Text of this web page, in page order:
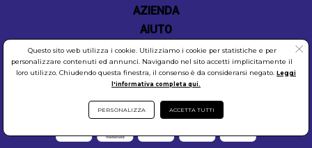
AZIENDA
AIUTO
Questo sito web utilizza i cookie. Utilizziamo i cookie per statistiche e per
personalizzare contenuti ed annunci. Navigando nel sito accetti implicitamente il
loro utilizzo. Chiudendo questa finestra, il consenso è da considerarsi negato. Leggi
l'informativa completa qui.
PERSONALIZZA ACCETTA TUTTI